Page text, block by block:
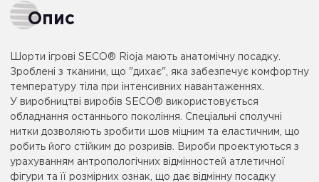
Опис
Шорти ігрові SECO® Rioja мають анатомічну посадку.
Зроблені з тканини, що "дихає", яка забезпечує комфортну
температуру тіла при інтенсивних навантаженнях.
У виробництві виробів SECO® використовується
обладнання останнього покоління. Спеціальні сполучні
нитки дозволяють зробити шов міцним та еластичним, що
робить його стійким до розривів. Вироби проектуються з
урахуванням антропологічних відмінностей атлетичної
фігури та її розмірних ознак, що дає відмінну посадку